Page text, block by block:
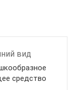
вид
средство